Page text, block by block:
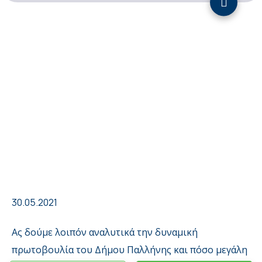
30.05.2021
Ας δούμε λοιπόν αναλυτικά την δυναμική
πρωτοβουλία του Δήμου Παλλήνης και πόσο μεγάλη